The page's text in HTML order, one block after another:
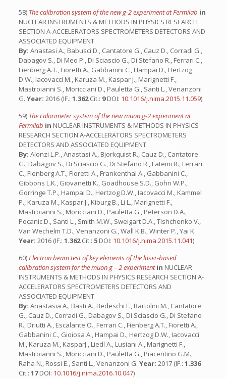
58) The calibration system of the new g-2 experiment at Fermilab in
NUCLEAR INSTRUMENTS & METHODS IN PHYSICS RESEARCH
SECTION A-ACCELERATORS SPECTROMETERS DETECTORS AND
ASSOCIATED EQUIPMENT
By: Anastasi A., Babusci D., Cantatore G., Cauz D., Corradi G.,
Dabagov S., Di Meo P., Di Sciascio G., Di Stefano R., Ferrari C.,
Fienberg A.T., Fioretti A., Gabbanini C., Hampai D., Hertzog
D.W., Iacovacci M., Karuza M., Kaspar J., Marignetti F.,
Mastroianni S., Moricciani D., Pauletta G., Santi L., Venanzoni
G. Year: 2016 (IF.: 1.362Cit.: 9DOI: 10.1016/j.nima.2015.11.059)
59) The calorimeter system of the new muon g-2 experiment at
Fermilab in NUCLEAR INSTRUMENTS & METHODS IN PHYSICS
RESEARCH SECTION A-ACCELERATORS SPECTROMETERS
DETECTORS AND ASSOCIATED EQUIPMENT
By: Alonzi L.P., Anastasi A., Bjorkquist R., Cauz D., Cantatore
G., Dabagov S., Di Sciascio G., Di Stefano R., Fatemi R., Ferrari
C., Fienberg A.T., Fioretti A., Frankenthal A., Gabbanini C.,
Gibbons L.K., Giovanetti K., Goadhouse S.D., Gohn W.P.,
Gorringe T.P., Hampai D., Hertzog D.W., Iacovacci M., Kammel
P., Karuza M., Kaspar J., Kiburg B., Li L., Marignetti F.,
Mastroianni S., Moricciani D., Pauletta G., Peterson D.A.,
Pocanic D., Santi L., Smith M.W., Sweigart D.A., Tishchenko V.,
Van Wechelm T.D., Venanzoni G., Wall K.B., Winter P., Yai K.
Year: 2016 (IF.: 1.362Cit.: 5 DOI: 10.1016/j.nima.2015.11.041)
60)Electron beam test of key elements of the laser-based
calibration system for the muon g – 2 experimentin NUCLEAR
INSTRUMENTS & METHODS IN PHYSICS RESEARCH SECTION A-
ACCELERATORS SPECTROMETERS DETECTORS AND
ASSOCIATED EQUIPMENT
By: Anastasia A., Basti A., Bedeschi F., Bartolini M., Cantatore
G., Cauz D., Corradi G., Dabagov S., Di Sciascio G., Di Stefano
R., Driutti A., Escalante O., Ferrari C., Fienberg A.T., Fioretti A.,
Gabbanini C., Gioiosa A., Hampai D., Hertzog D.W., Iacovacci
M., Karuza M., KasparJ., Liedl A., Lusiani A., Marignetti F.,
Mastroianni S., Moricciani D., Pauletta G., Piacentino G.M.,
Raha N., Rossi E., Santi L., Venanzoni G. Year: 2017 (IF.: 1.336
Cit.: 17DOI: 10.1016/j.nima.2016.10.047)